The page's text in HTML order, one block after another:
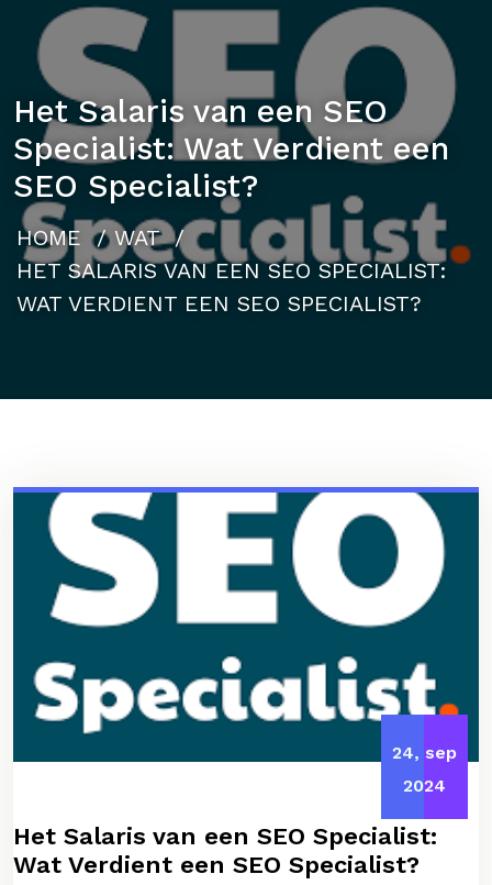
Het Salaris van een SEO
Specialist: Wat Verdient een
SEO Specialist?
HOME / WAT/
HET SALARIS VAN EEN SEO SPECIALIST:
WAT VERDIENT EEN SEO SPECIALIST?
24, sep
2024
Het Salaris van een SEO Specialist:
Wat Verdient een SEO Specialist?